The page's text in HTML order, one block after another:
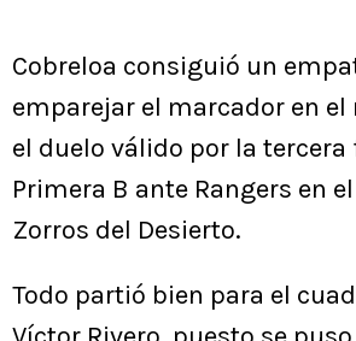
Cobreloa consiguió un
emparejar el marcador en el
el duelo válido por la tercera
Primera B ante Rangers en
Zorros del Desierto.
Todo partió bien para el